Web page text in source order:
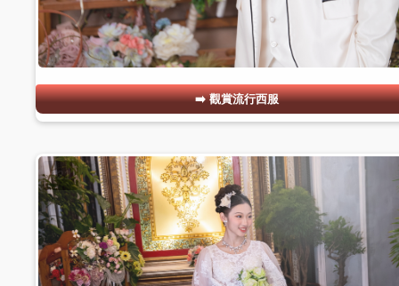
觀賞流行西服
#21